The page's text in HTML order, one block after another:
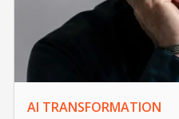
AI TRANSFORMATION